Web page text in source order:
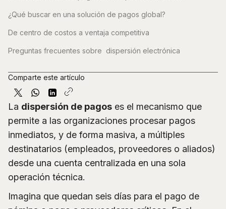
¿Qué buscar en una solución de pagos global?
De centro de costos a ventaja competitiva
Preguntas frecuentes sobre dispersión electrónica
Comparte este artículo
La dispersión de pagos es el mecanismo que
permite a las organizaciones procesar pagos
inmediatos, y de forma masiva, a múltiples
destinatarios (empleados, proveedores o aliados)
desde una cuenta centralizada en una sola
operación técnica.
Imagina que quedan seis días para el pago de